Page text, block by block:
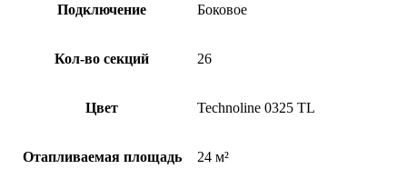
Подключение Боковое
Кол-во секций 26
Цвет Technoline 0325 TL
Отапливаемая площадь 24 м²